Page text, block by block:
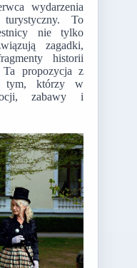
wydarzenia
To
nie tylko
zagadki,
historii
propozycja z
tym, którzy w
zabawy i